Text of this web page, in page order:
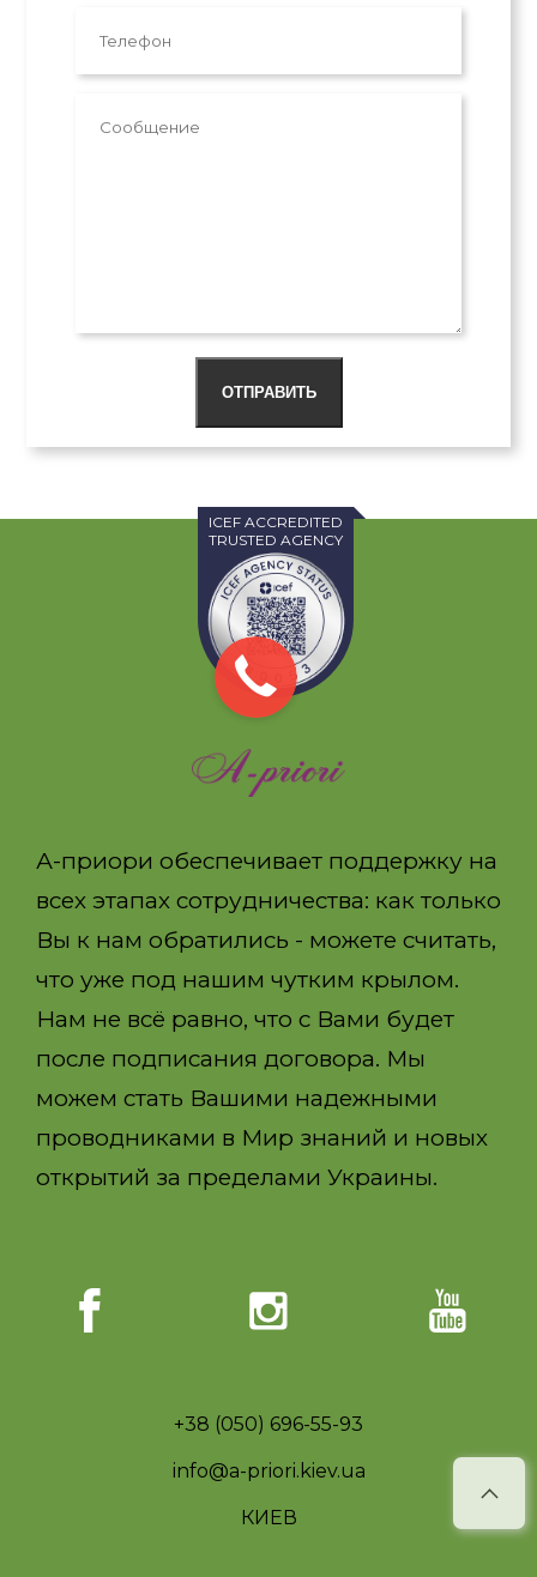
ОТПРАВИТЬ
ICEF ACCREDITED
TRUSTED AGENCY
А-приори обеспечивает поддержку на
всех этапах сотрудничества: как только
Вы к нам обратились - можете считать,
что уже под нашим чутким крылом.
Нам не всё равно, что с Вами будет
после подписания договора. Мы
можем стать Вашими надежными
проводниками в Мир знаний и новых
открытий за пределами Украины.
+38 (050) 696-55-93
info@a-priori.kiev.ua
КИЕВ